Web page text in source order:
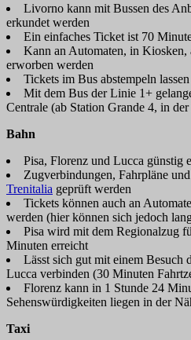
Livorno kann mit Bussen des
erkundet werden
Ein einfaches Ticket ist 70
Kann an Automaten, in Kiosken,
erworben werden
Tickets im Bus abstempeln lassen
Mit dem Bus der Linie 1+
Centrale (ab Station Grande 4, in
Bahn
Pisa, Florenz und Lucca günstig
Zugverbindungen, Fahrpläne
Trenitalia geprüft werden
Tickets können auch an
werden (hier können sich jedoch
Pisa wird mit dem Regionalzug
Minuten erreicht
Lässt sich gut mit einem Besuch
Lucca verbinden (30 Minuten
Florenz kann in 1 Stunde 24
Sehenswürdigkeiten liegen in der
Taxi